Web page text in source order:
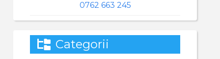
0762 663 245
Categorii